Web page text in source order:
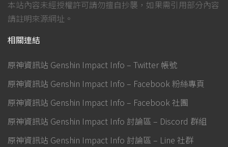
本站內容未經授權許可請勿擅自抄襲，如果需引用部分內容
請註明來源網址。
相關連結
原神資訊站 Genshin Impact Info – Twitter 帳號
原神資訊站 Genshin Impact Info – Facebook 粉絲專頁
原神資訊站 Genshin Impact Info – Facebook 社團
原神資訊站 Genshin Impact Info 討論區 – Discord 群組
原神資訊站 Genshin Impact Info 討論區 – Line 社群